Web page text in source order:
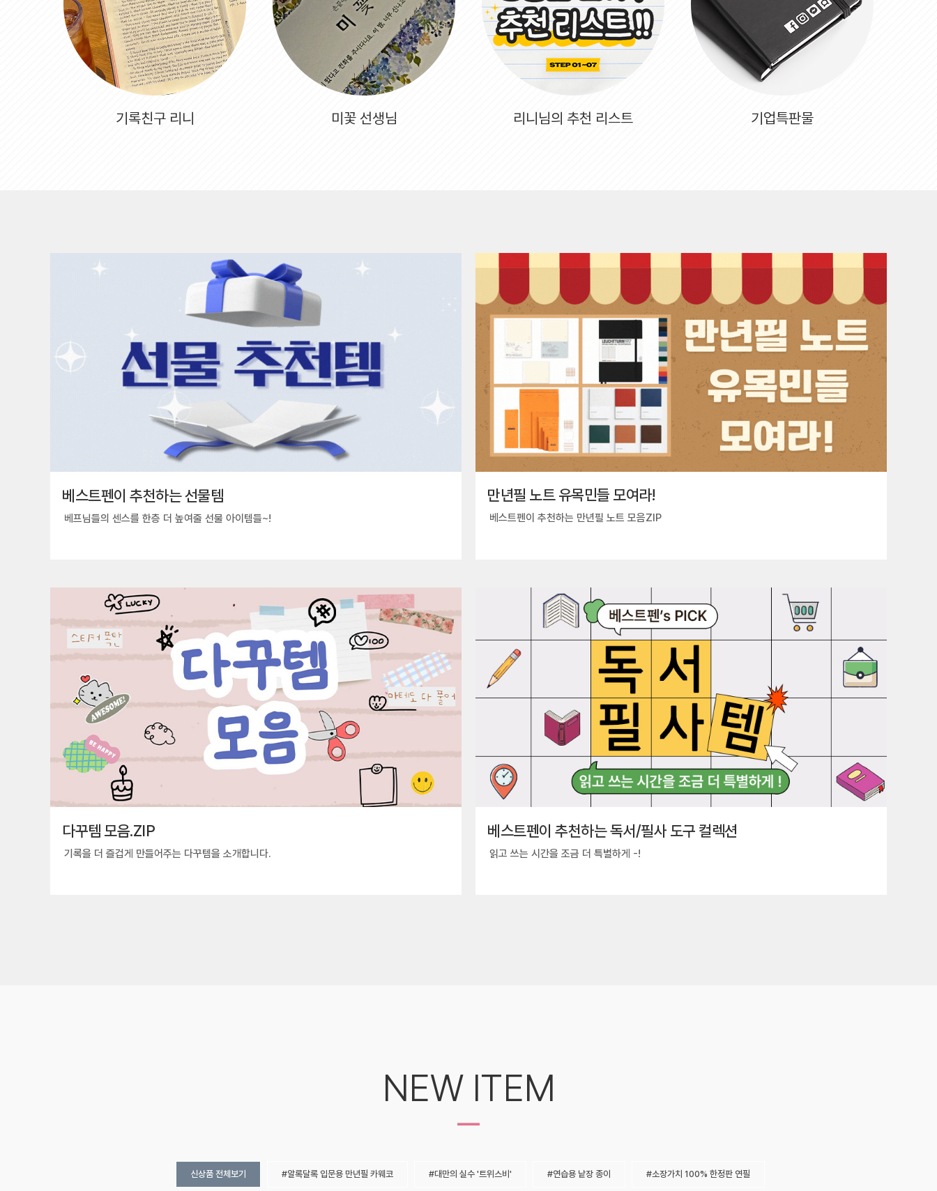
기록친구 리니 미꽃 선생님 리니님의 추천 리스트 기업특판물
베스트펜이 추천하는 선물템
베프님들의 센스를 한층 더 높여줄 선물 아이템들~!
만년필 노트 유목민들 모여라!
베스트펜이 추천하는 만년필 노트 모음ZIP
다꾸템 모음.ZIP
기록을 더 즐겁게 만들어주는 다꾸템을 소개합니다.
베스트펜이 추천하는 독서/필사 도구 컬렉션
읽고 쓰는 시간을 조금 더 특별하게 -!
NEW ITEM
-
신상품 전체보기 알록달록 입문용 만년필 카웨코 대만의 실수 '트위스비' 연습용 낱장 종이 소장가치 100% 한정판 연필